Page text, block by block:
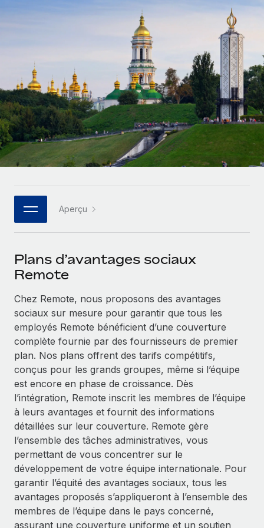
Intégrez et gérez vos freelances partout dans le monde
Sous-traitez les opérations complexes liées à l’emploi
INFRASTRUCTURE
Intégration Remote
Intégrez vos RH aux flux de travail en toute simplicité
Plateforme
Des fonctions RH clés intégrées pour votre équipe
Connectez n'importe quel outil d’IA à Remote grâce à
notre MCP
Rationalisez vos processus avec des outils essentiels
SERVICES
Demandez aux experts
Recevez des conseils d’experts sur les RH à
l’international et la conformité
Contrôles d’antécédents
Simplifiez vos processus de présélection des
candidats
Remote Watchtower
Gardez un temps d’avance sur les risques en
matière de conformité
Gestion des appareils
Achetez et suivez vos équipements informatiques
dans le monde entier
Examinez notre service par rapport aux autres
CROISSANCE
Start-ups
Des solutions agiles et internationales pour les RH et la
paie des entreprises en pleine croissance
Entreprises intermédiaires
Développez vos équipes avec des solutions RH sur
mesure
Entreprise
Les RH à l’international pour les grandes entreprises
Partenaires stratégiques de la tech
Intégrez les RH à l’international de manière flexible
Devenir partenaire
Explorez avec nous vos opportunités de partenariat
Remote Build
Bientôt disponible
Conseil en intégrations et automatisations assistées par
ÉTUDES DE CAS
Calculateur de paiement des freelances
Découvrez les devises disponibles et les vitesses de
paiement pour vos freelances internationaux
APPRENDRE AVEC REMOTE
Recherche et guides
Études de cas
Checklists et modèles
Descriptions de postes
Événements
Données sur les salaires et les talents
Centre de ressources
Obtenir de l’aide
Voir toutes les ressources
BLOG
Paie multipays
EOR et PEO
Gestion des freelances
Deutsch
Español
Italiano
Português (Portugal)
日本語
한국어
Connexion
Aperçu
Plans d’avantages sociaux
Remote
Chez Remote, nous proposons des avantages
sociaux sur mesure pour garantir que tous les
employés Remote bénéficient d’une couverture
complète fournie par des fournisseurs de premier
plan. Nos plans offrent des tarifs compétitifs,
conçus pour les grands groupes, même si l’équipe
est encore en phase de croissance. Dès
l’intégration, Remote inscrit les membres de l’équipe
à leurs avantages et fournit des informations
détaillées sur leur couverture. Remote gère
l’ensemble des tâches administratives, vous
permettant de vous concentrer sur le
développement de votre équipe internationale. Pour
garantir l’équité des avantages sociaux, tous les
avantages proposés s’appliqueront à l’ensemble des
membres de l’équipe dans le pays concerné,
assurant une couverture uniforme et un soutien